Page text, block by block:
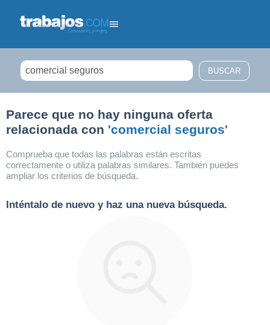
Parece que no hay ninguna oferta
relacionada con 'comercial seguros'
Comprueba que todas las palabras están escritas
correctamente o utiliza palabras similares. También puedes
ampliar los criterios de búsqueda.
Inténtalo de nuevo y haz una nueva búsqueda.